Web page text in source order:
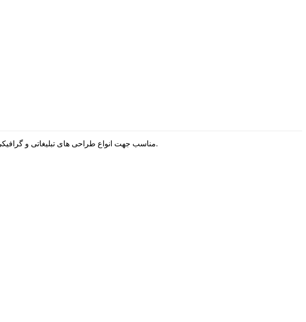
سایت وطن فتو با کیفیت بسیار بالا و فرمت jpg مناسب جهت انواع طراحی های تبلیغاتی و گرافیکی می باشد.